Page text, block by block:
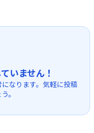
いません！
なります。気軽に投稿
。